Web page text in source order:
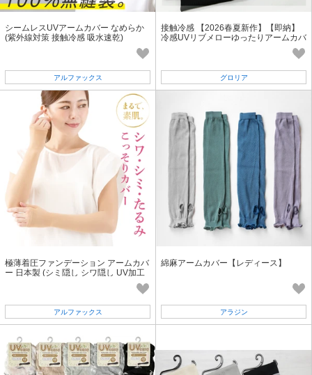
シームレスUVアームカバー なめらか
(紫外線対策 接触冷感 吸水速乾)
アルファックス
接触冷感 【2026春夏新作】【即納】
冷感UVリブメローゆったりアームカバ
グロリア
極薄着圧ファンデーション アームカバ
ー 日本製 (シミ隠し シワ隠し UV加工
アルファックス
綿麻アームカバー【レディース】
アラジン